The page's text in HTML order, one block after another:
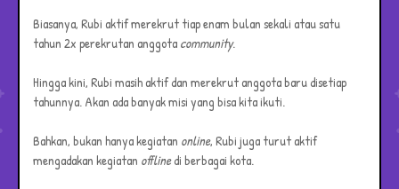
Biasanya, Rubi aktif merekrut tiap enam bulan sekali atau satu
tahun 2x perekrutan anggotacommunity.
Hingga kini, Rubi masih aktif dan merekrut anggota baru disetiap
tahunnya. Akan ada banyak misi yang bisa kita ikuti.
Bahkan, bukan hanya kegiatan online, Rubi juga turut aktif
mengadakan kegiatan offlinedi berbagai kota.